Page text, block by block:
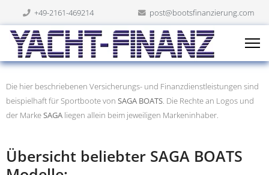
+49-2161-469214 post@bootsfinanzierung.com
Die hier beschriebenen Versicherungs- und Finanzdienstleistungen sind
beispielhaft für Sportboote von SAGA BOATS. Die Rechte an Logos und
der MarkeSAGA liegen allein beim jeweiligen Markeninhaber.
Übersicht beliebter SAGA BOATS